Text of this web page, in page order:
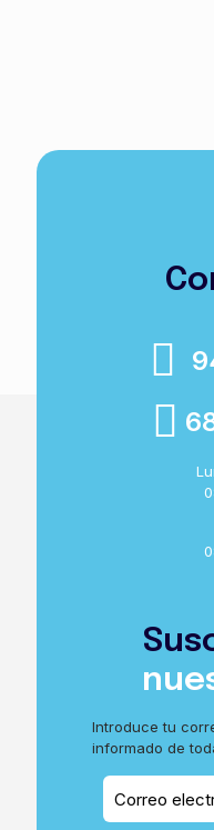
Introduce tu
informado de